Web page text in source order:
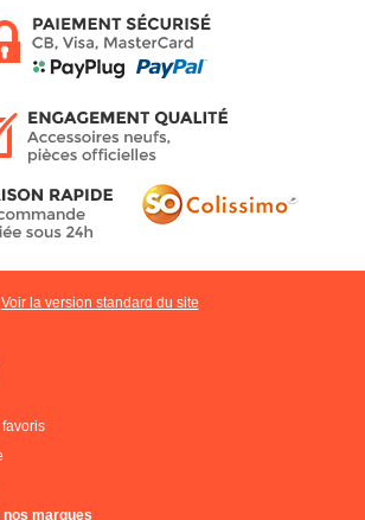
Voir la version standard du site
marques